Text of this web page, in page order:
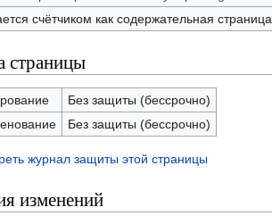
счётчиком как содержательная страница
страницы
Без защиты (бессрочно)
Без защиты (бессрочно)
журнал защиты этой страницы
изменений